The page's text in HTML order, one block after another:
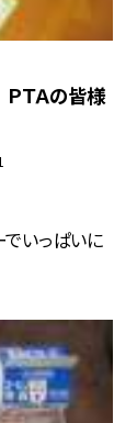
ＴＡの皆様
でいっぱいに